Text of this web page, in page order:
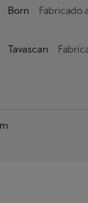
Born Fabricado
Tavascan